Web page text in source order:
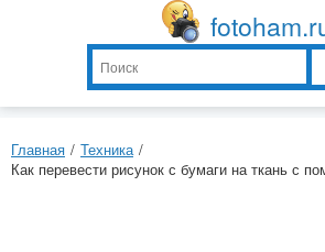
Главная / Техника /
Как перевести рисунок с бумаги на ткань с